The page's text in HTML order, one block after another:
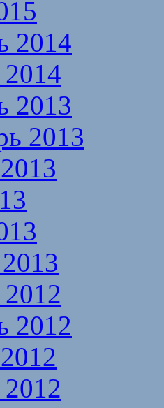
2014
2013
2013
2012